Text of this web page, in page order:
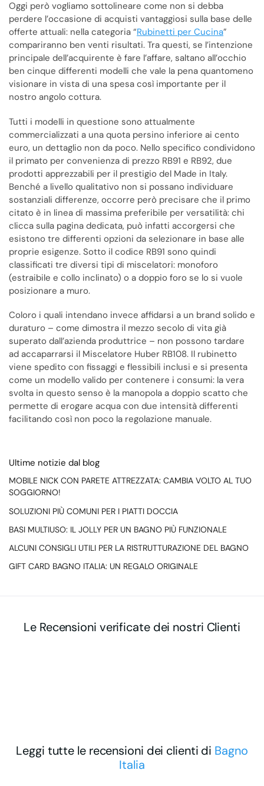
Oggi però vogliamo sottolineare come non si debba
perdere l’occasione di acquisti vantaggiosi sulla base delle
offerte attuali: nella categoria “Rubinetti per Cucina”
compariranno ben venti risultati. Tra questi, se l’intenzione
principale dell’acquirente è fare l’affare, saltano all’occhio
ben cinque differenti modelli che vale la pena quantomeno
visionare in vista di una spesa così importante per il
nostro angolo cottura.
Tutti i modelli in questione sono attualmente
commercializzati a una quota persino inferiore ai cento
euro, un dettaglio non da poco. Nello specifico condividono
il primato per convenienza di prezzo RB91 e RB92, due
prodotti apprezzabili per il prestigio del Made in Italy.
Benché a livello qualitativo non si possano individuare
sostanziali differenze, occorre però precisare che il primo
citato è in linea di massima preferibile per versatilità: chi
clicca sulla pagina dedicata, può infatti accorgersi che
esistono tre differenti opzioni da selezionare in base alle
proprie esigenze. Sotto il codice RB91 sono quindi
classificati tre diversi tipi di miscelatori: monoforo
(estraibile e collo inclinato) o a doppio foro se lo si vuole
posizionare a muro.
Coloro i quali intendano invece affidarsi a un brand solido e
duraturo – come dimostra il mezzo secolo di vita già
superato dall’azienda produttrice – non possono tardare
ad accaparrarsi il Miscelatore Huber RB108. Il rubinetto
viene spedito con fissaggi e flessibili inclusi e si presenta
come un modello valido per contenere i consumi: la vera
svolta in questo senso è la manopola a doppio scatto che
permette di erogare acqua con due intensità differenti
facilitando così non poco la regolazione manuale.
Ultime notizie dal blog
MOBILE NICK CON PARETE ATTREZZATA: CAMBIA VOLTO AL TUO
SOGGIORNO!
SOLUZIONI PIÙ COMUNI PER I PIATTI DOCCIA
BASI MULTIUSO: IL JOLLY PER UN BAGNO PIÙ FUNZIONALE
ALCUNI CONSIGLI UTILI PER LA RISTRUTTURAZIONE DEL BAGNO
GIFT CARD BAGNO ITALIA: UN REGALO ORIGINALE
Le Recensioni verificate dei nostri Clienti
Leggi tutte le recensioni dei clienti di Bagno
Italia